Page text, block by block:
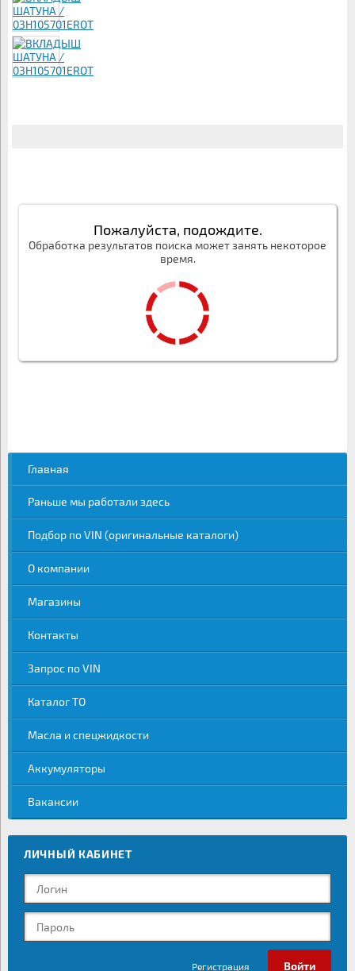
Пожалуйста, подождите.
Обработка результатов поиска может занять некоторое
время.
Главная
Раньше мы работали здесь
Подбор по VIN (оригинальные каталоги)
О компании
Магазины
Контакты
Запрос по VIN
Каталог ТО
Масла и спецжидкости
Аккумуляторы
Вакансии
ЛИЧНЫЙ КАБИНЕТ
Регистрация